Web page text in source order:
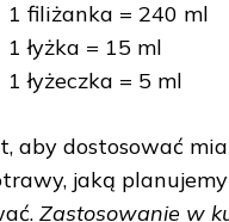
1 filiżanka = 240 ml
1 łyżka = 15 ml
1 łyżeczka = 5 ml
aby dostosować
jaką planujemy
Zastosowanie w